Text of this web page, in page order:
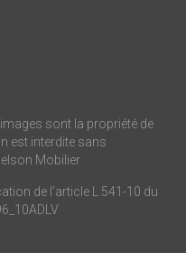
sont la propriété de
est interdite sans
Mobilier
de l’article L.541-10 du